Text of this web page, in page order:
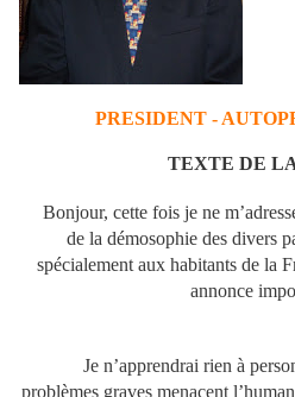
PRESIDENT -
TEXTE DE
Bonjour, cette fois je ne
de la démosophie des divers
spécialement aux habitants de la
annonce
Je n’apprendrai rien à
problèmes graves menacent